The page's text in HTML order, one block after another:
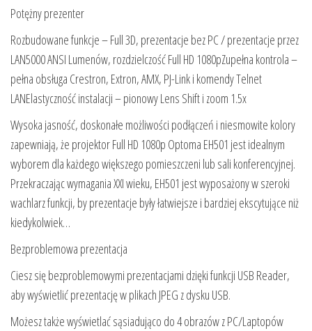
Potężny prezenter
Rozbudowane funkcje – Full 3D, prezentacje bez PC / prezentacje przez
LAN5000 ANSI Lumenów, rozdzielczość Full HD 1080pZupełna kontrola –
pełna obsługa Crestron, Extron, AMX, PJ-Link i komendy Telnet
LANElastyczność instalacji – pionowy Lens Shift i zoom 1.5x
Wysoka jasność, doskonałe możliwości podłączeń i niesmowite kolory
zapewniają, że projektor Full HD 1080p Optoma EH501 jest idealnym
wyborem dla każdego większego pomieszczeni lub sali konferencyjnej.
Przekraczając wymagania XXI wieku, EH501 jest wyposażony w szeroki
wachlarz funkcji, by prezentacje były łatwiejsze i bardziej ekscytujące niż
kiedykolwiek…
Bezproblemowa prezentacja
Ciesz się bezproblemowymi prezentacjami dzięki funkcji USB Reader,
aby wyświetlić prezentację w plikach JPEG z dysku USB.
Możesz także wyświetlać sąsiadująco do 4 obrazów z PC/Laptopów